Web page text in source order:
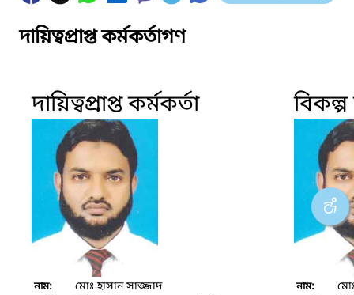
দায়িত্বপ্রাপ্ত কর্মকর্তাগণ
দায়িত্বপ্রাপ্ত কর্মকর্তা
নাম: মোঃ হাসান সাজ্জাদ
বিকল্প
নাম: